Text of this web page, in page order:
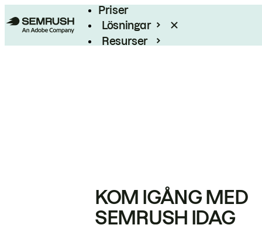
Priser
Lösningar
Resurser
KOM IGÅNG MED
SEMRUSH IDAG